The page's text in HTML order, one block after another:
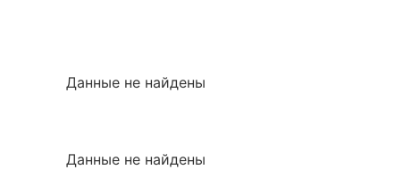
Данные не найдены
Данные не найдены